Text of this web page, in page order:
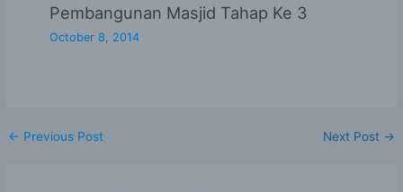
Pembangunan Masjid Tahap Ke 3
October 8, 2014
← Previous Post Next Post →